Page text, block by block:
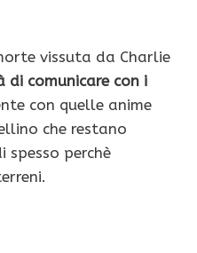
vissuta da Charlie
comunicare con i
con quelle anime
che restano
perchè